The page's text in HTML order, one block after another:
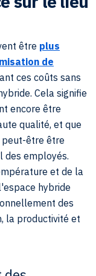
être plus
de
ces coûts sans
Cela signifie
encore être
qualité, et que
peut-être être
des employés.
et de la
hybride
des
la productivité et